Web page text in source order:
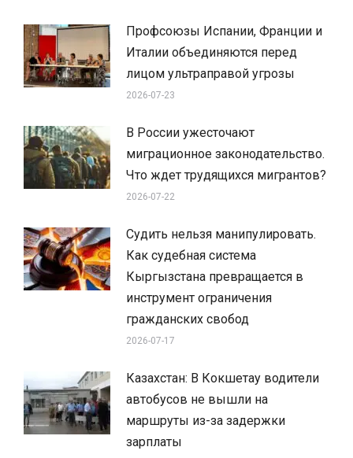
Профсоюзы Испании, Франции и
Италии объединяются перед
лицом ультраправой угрозы
2026-07-23
В России ужесточают
миграционное законодательство.
Что ждет трудящихся мигрантов?
2026-07-22
Судить нельзя манипулировать.
Как судебная система
Кыргызстана превращается в
инструмент ограничения
гражданских свобод
2026-07-17
Казахстан: В Кокшетау водители
автобусов не вышли на
маршруты из-за задержки
зарплаты